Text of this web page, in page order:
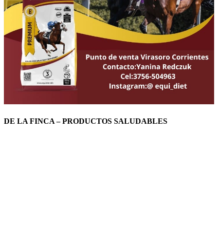
DE LA FINCA – PRODUCTOS SALUDABLES